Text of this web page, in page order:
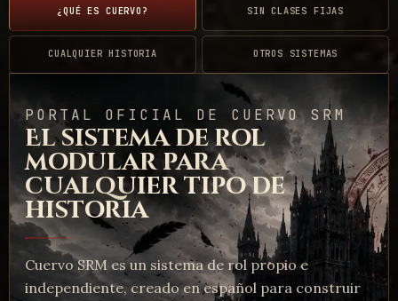
¿QUÉ ES CUERVO? SIN CLASES FIJAS
CUALQUIER HISTORIA OTROS SISTEMAS
PORTAL OFICIAL DE CUERVO SRM
El sistema de rol
modular para
cualquier tipo de
historia
Cuervo SRM es un sistema de rol propio e
independiente, creado en español para construir